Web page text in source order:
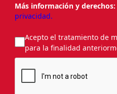
Más información y derechos:
privacidad.
Acepto el tratamiento de
para la finalidad